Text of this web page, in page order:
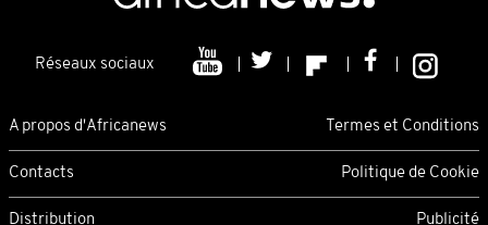
Réseaux sociaux
A propos d'Africanews Termes et Conditions
Contacts Politique de Cookie
Distribution Publicité